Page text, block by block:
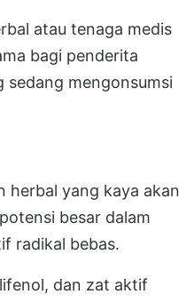
atau tenaga medis
bagi penderita
sedang mengonsumsi
herbal yang kaya akan
besar dalam
radikal bebas.
dan zat aktif